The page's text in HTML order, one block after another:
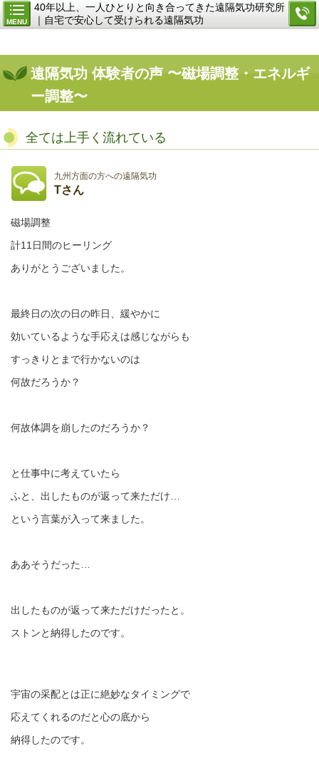
MENU
40年以上、一人ひとりと向き合ってきた遠隔気功研究所
｜自宅で安心して受けられる遠隔気功
遠隔気功 体験者の声 〜磁場調整・エネルギ
ー調整〜
全ては上手く流れている
九州方面の方への遠隔気功
Tさん
磁場調整
計11日間のヒーリング
ありがとうございました。
最終日の次の日の昨日、緩やかに
効いているような手応えは感じながらも
すっきりとまで行かないのは
何故だろうか？
何故体調を崩したのだろうか？
と仕事中に考えていたら
ふと、出したものが返って来ただけ…
という言葉が入って来ました。
ああそうだった…
出したものが返って来ただけだったと。
ストンと納得したのです。
宇宙の采配とは正に絶妙なタイミングで
応えてくれるのだと心の底から
納得したのです。